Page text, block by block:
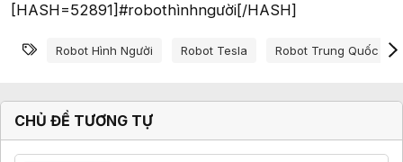
[HASH=52891]#robothìnhngười[/HASH]
Từ khóa
Robot Hình Người Robot Tesla Robot Trung Quốc
CHỦ ĐỀ TƯƠNG TỰ